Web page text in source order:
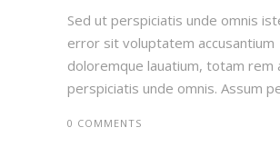
Sed ut perspiciatis unde omnis
error sit voluptatem accusantium
doloremque lauatium, totam rem
perspiciatis unde omnis. Assum
0 COMMENTS